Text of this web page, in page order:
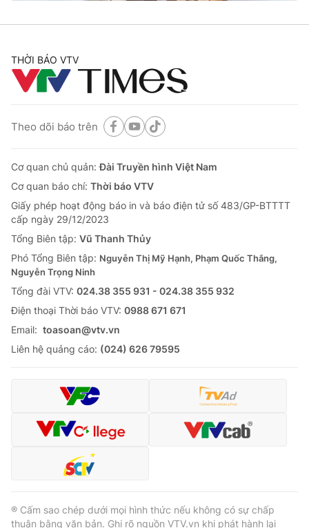
THỜI BÁO VTV
Theo dõi báo trên
Cơ quan chủ quản:Đài Truyền hình Việt Nam
Cơ quan báo chí: Thời báo VTV
Giấy phép hoạt động báo in và báo điện tử số 483/GP-BTTTT
cấp ngày 29/12/2023
Tổng Biên tập: Vũ Thanh Thủy
Phó Tổng Biên tập: Nguyễn Thị Mỹ Hạnh, Phạm Quốc Thắng,
Nguyễn Trọng Ninh
Tổng đài VTV: 024.38 355 931 - 024.38 355 932
Ðiện thoại Thời báo VTV: 0988 671 671
Email: toasoan@vtv.vn
Liên hệ quảng cáo: (024) 626 79595
® Cấm sao chép dưới mọi hình thức nếu không có sự chấp
thuận bằng văn bản. Ghi rõ nguồn VTV.vn khi phát hành lại